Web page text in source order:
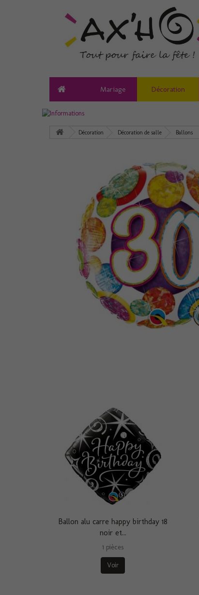
Mariage Décoration
Décoration Décoration de salle Ballons
Ballon alu carre happy birthday 18
noir et...
1 pièces
Voir